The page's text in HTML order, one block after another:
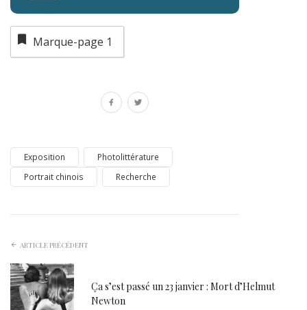
Marque-page 1
Exposition
Photolittérature
Portrait chinois
Recherche
ARTICLE PRÉCÉDENT
Ça s’est passé un 23 janvier : Mort d’Helmut
Newton